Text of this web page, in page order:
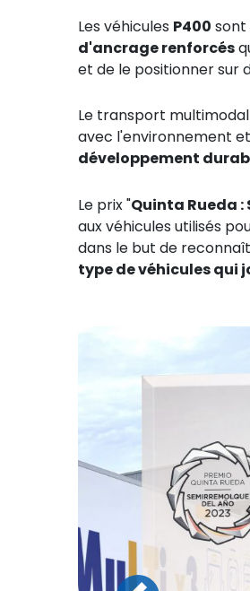
Les véhicules P400 sont
d'ancrage renforcés
et de le positionner sur
Le transport
avec l'environnement
développement
Le prix "Quinta Rueda
aux véhicules utilisés
dans le but de
type de véhicules qui
Previous